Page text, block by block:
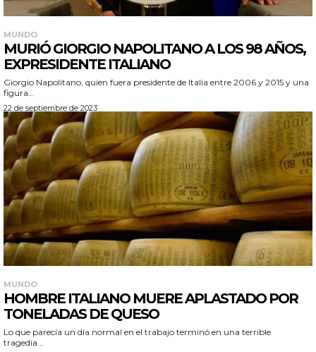
MUNDO
MURIÓ GIORGIO NAPOLITANO A LOS 98 AÑOS,
EXPRESIDENTE ITALIANO
Giorgio Napolitano, quien fuera presidente de Italia entre 2006 y 2015 y una
figura...
22 de septiembre de 2023
MUNDO
HOMBRE ITALIANO MUERE APLASTADO POR
TONELADAS DE QUESO
Lo que parecía un día normal en el trabajo terminó en una terrible
tragedia...